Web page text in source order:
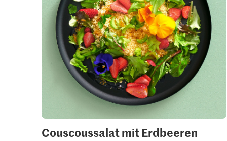
Couscoussalat mit Erdbeeren